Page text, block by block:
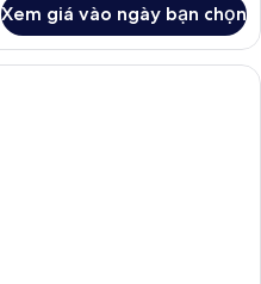
Xem giá vào ngày bạn chọn
Bộ đồ giường cao cấp, minibar với